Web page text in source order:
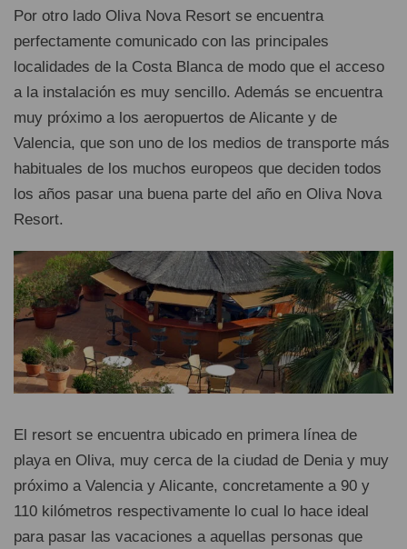
Por otro lado Oliva Nova Resort se encuentra
perfectamente comunicado con las principales
localidades de la Costa Blanca de modo que el acceso
a la instalación es muy sencillo. Además se encuentra
muy próximo a los aeropuertos de Alicante y de
Valencia, que son uno de los medios de transporte más
habituales de los muchos europeos que deciden todos
los años pasar una buena parte del año en Oliva Nova
Resort.
El resort se encuentra ubicado en primera línea de
playa en Oliva, muy cerca de la ciudad de Denia y muy
próximo a Valencia y Alicante, concretamente a 90 y
110 kilómetros respectivamente lo cual lo hace ideal
para pasar las vacaciones a aquellas personas que